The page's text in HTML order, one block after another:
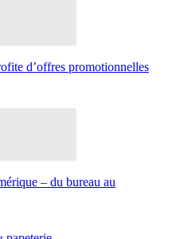
d’offres promotionnelles
– du bureau au